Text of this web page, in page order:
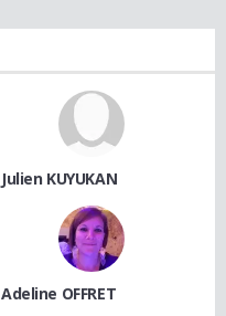
Julien KUYUKAN
Adeline OFFRET